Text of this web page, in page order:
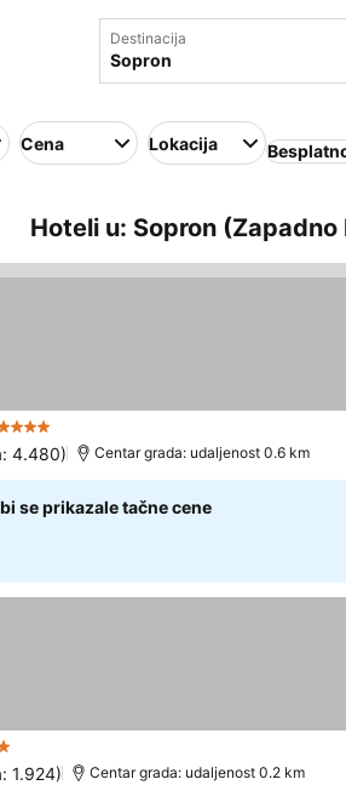
Destinacija
Cena Lokacija
Hoteli u: Sopron
ZvezdicePogledaj cene
4.480) Centar grada: udaljenost 0.6 km
se prikazale tačne cene
Pogledaj cene
1.924) Centar grada: udaljenost 0.2 km